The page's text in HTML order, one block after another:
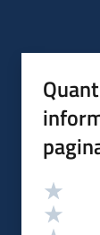
Valutazione